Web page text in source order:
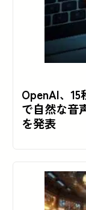
OpenAI、
で自然な音
を発表